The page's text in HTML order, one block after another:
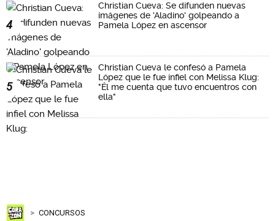
4
Christian Cueva: Se difunden nuevas
imágenes de 'Aladino' golpeando a
Pamela López en ascensor
5
Christian Cueva le confesó a Pamela
López que le fue infiel con Melissa Klug:
"Él me cuenta que tuvo encuentros con
ella"
CONCURSOS